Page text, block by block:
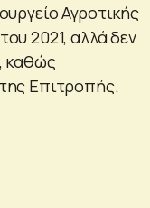
Αγροτικής
2021, αλλά δεν
καθώς
Επιτροπής.